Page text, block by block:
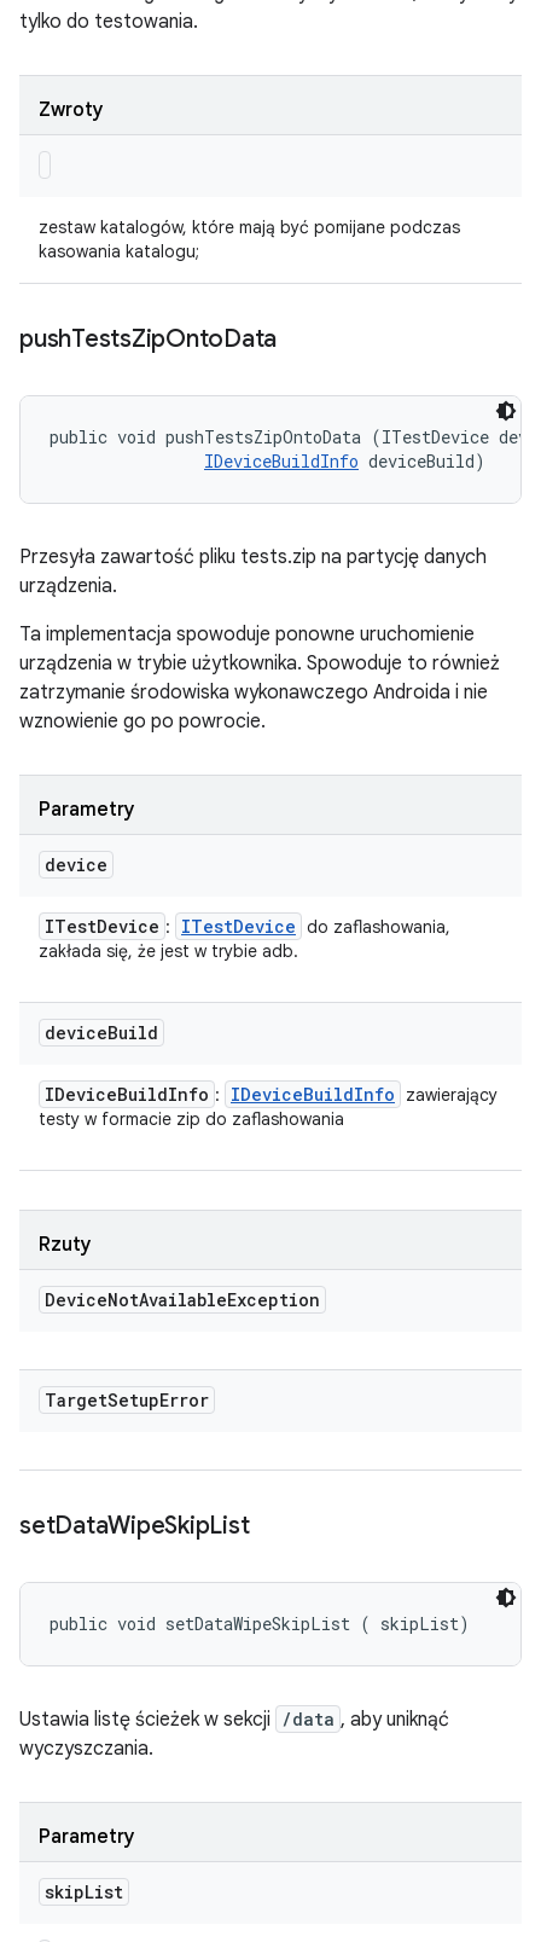
tylko do testowania.
Zwroty
zestaw katalogów, które mają być pomijane podczas
kasowania katalogu;
pushTestsZipOntoData
public void pushTestsZipOntoData (ITestDevice
IDeviceBuildInfo deviceBuild)
Przesyła zawartość pliku tests.zip na partycję danych
urządzenia.
Ta implementacja spowoduje ponowne uruchomienie
urządzenia w trybie użytkownika. Spowoduje to również
zatrzymanie środowiska wykonawczego Androida i nie
wznowienie go po powrocie.
Parametry
device
ITestDevice : ITestDevice do zaflashowania,
zakłada się, że jest w trybie adb.
deviceBuild
IDeviceBuildInfo : IDeviceBuildInfo
zawierający
testy w formacie zip do zaflashowania
Rzuty
DeviceNotAvailableException
TargetSetupError
setDataWipeSkipList
public void setDataWipeSkipList ( skipList)
Ustawia listę ścieżek w sekcji /data , aby uniknąć
wyczyszczania.
Parametry
skipList